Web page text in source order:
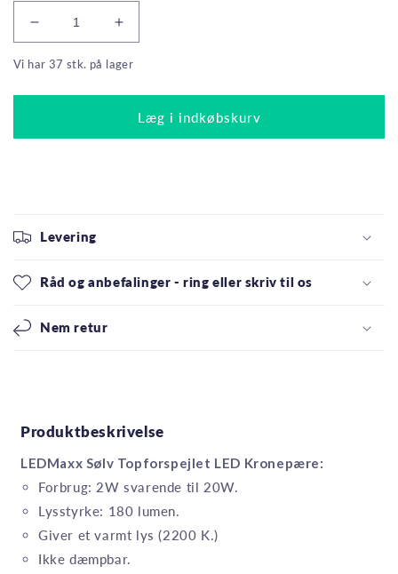
Reducer
antallet
for
2W(20W)
E27
Øg
antallet
for
Kronepære
2W(20W)
Vi har 37 stk. på lager
Læg i indkøbskurv
Levering
Råd og anbefalinger - ring eller skriv til os
Nem retur
Produktbeskrivelse
LEDMaxx Sølv Topforspejlet LED Kronepære:
Forbrug: 2W svarende til 20W.
Lysstyrke: 180 lumen.
Giver et varmt lys (2200 K.)
Ikke dæmpbar.